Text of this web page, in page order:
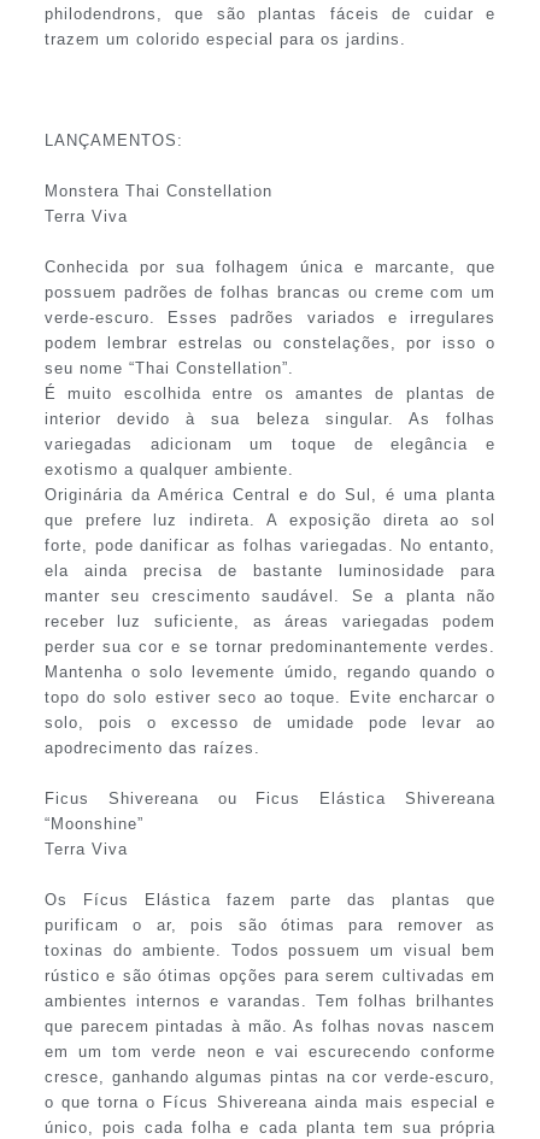
philodendrons, que são plantas fáceis de cuidar e
trazem um colorido especial para os jardins.
LANÇAMENTOS:
Monstera Thai Constellation
Terra Viva
Conhecida por sua folhagem única e marcante, que
possuem padrões de folhas brancas ou creme com um
verde-escuro. Esses padrões variados e irregulares
podem lembrar estrelas ou constelações, por isso o
seu nome “Thai Constellation”.
É muito escolhida entre os amantes de plantas de
interior devido à sua beleza singular. As folhas
variegadas adicionam um toque de elegância e
exotismo a qualquer ambiente.
Originária da América Central e do Sul, é uma planta
que prefere luz indireta. A exposição direta ao sol
forte, pode danificar as folhas variegadas. No entanto,
ela ainda precisa de bastante luminosidade para
manter seu crescimento saudável. Se a planta não
receber luz suficiente, as áreas variegadas podem
perder sua cor e se tornar predominantemente verdes.
Mantenha o solo levemente úmido, regando quando o
topo do solo estiver seco ao toque. Evite encharcar o
solo, pois o excesso de umidade pode levar ao
apodrecimento das raízes.
Ficus Shivereana ou Ficus Elástica Shivereana
“Moonshine”
Terra Viva
Os Fícus Elástica fazem parte das plantas que
purificam o ar, pois são ótimas para remover as
toxinas do ambiente. Todos possuem um visual bem
rústico e são ótimas opções para serem cultivadas em
ambientes internos e varandas. Tem folhas brilhantes
que parecem pintadas à mão. As folhas novas nascem
em um tom verde neon e vai escurecendo conforme
cresce, ganhando algumas pintas na cor verde-escuro,
o que torna o Fícus Shivereana ainda mais especial e
único, pois cada folha e cada planta tem sua própria